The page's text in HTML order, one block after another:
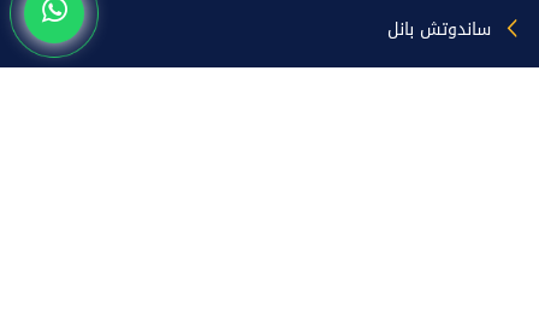
ساندوتش بانل